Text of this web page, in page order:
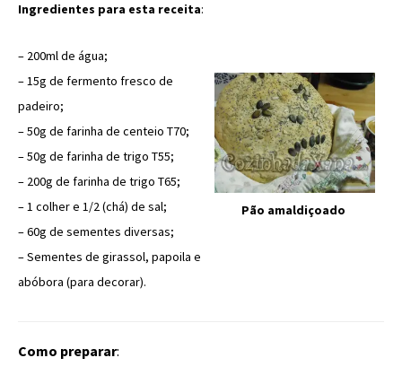
Ingredientes para esta receita:
– 200ml de água;
– 15g de fermento fresco de
padeiro;
– 50g de farinha de centeio T70;
– 50g de farinha de trigo T55;
– 200g de farinha de trigo T65;
– 1 colher e 1/2 (chá) de sal;
– 60g de sementes diversas;
– Sementes de girassol, papoila e
abóbora (para decorar).
Pão amaldiçoado
Como preparar: